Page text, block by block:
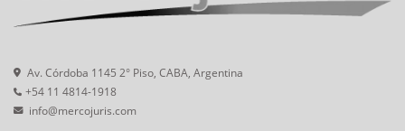
Av. Córdoba 1145 2° Piso, CABA, Argentina
+54 11 4814-1918
info@mercojuris.com